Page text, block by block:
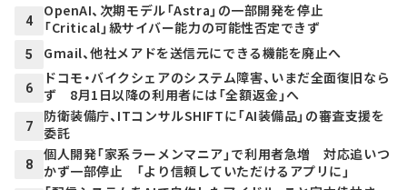
4
OpenAI、次期モデル「Astra」の一部開発を停止
「Critical」級サイバー能力の可能性否定できず
5 Gmail、他社メアドを送信元にできる機能を廃止へ
6
ドコモ・バイクシェアのシステム障害、いまだ全面復旧なら
ず 8月1日以降の利用者には「全額返金」へ
7
防衛装備庁、ITコンサルSHIFTに「AI装備品」の審査支援を
委託
8
個人開発「家系ラーメンマニア」で利用者急増 対応追いつ
かず一部停止 「より信頼していただけるアプリに」